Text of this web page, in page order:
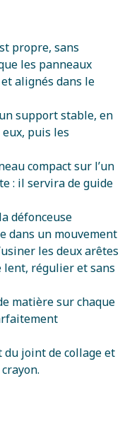
propre, sans
les panneaux
alignés dans le
support stable, en
puis les
compact sur l’un
: il servira de guide
défonceuse
dans un mouvement
les deux arêtes
régulier et sans
matière sur chaque
du joint de collage et